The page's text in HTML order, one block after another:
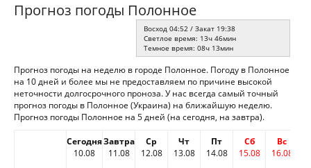
Прогноз погоды Полонное
Восход 04:52 / Закат 19:38
Светлое время: 13ч 46мин
Темное время: 08ч 13мин
Прогноз погоды на неделю в городе Полонное. Погоду в Полонное
на 10 дней и более мы не предоставляем по причине высокой
неточности долгосрочного проноза. У нас всегда самый точный
прогноз погоды в Полонное (Украина) на ближайшую неделю.
Прогноз погоды Полонное на 5 дней (на сегодня, на завтра).
Сегодня
10.08
Завтра
11.08
Ср
12.08
Чт
13.08
Пт
14.08
Сб
15.08
Вс
16.08